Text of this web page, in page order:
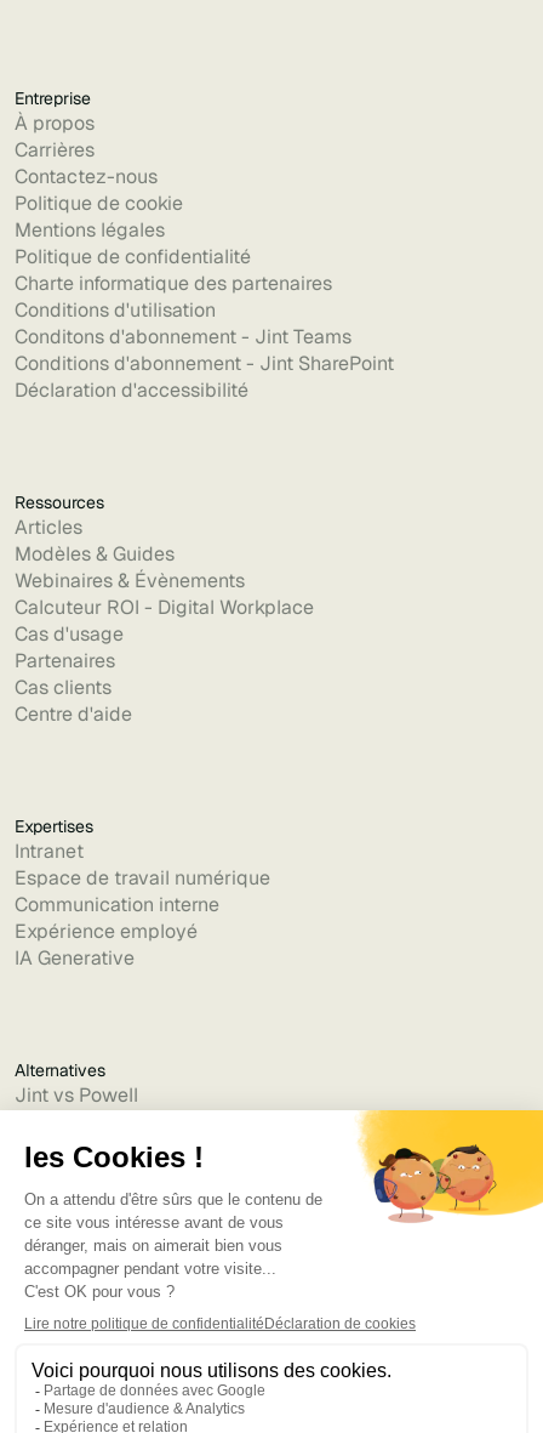
Entreprise
À propos
Carrières
Contactez-nous
Politique de cookie
Mentions légales
Politique de confidentialité
Charte informatique des partenaires
Conditions d'utilisation
Conditons d'abonnement - Jint Teams
Conditions d'abonnement - Jint SharePoint
Déclaration d'accessibilité
Ressources
Articles
Modèles & Guides
Webinaires & Évènements
Calcuteur ROI - Digital Workplace
Cas d'usage
Partenaires
Cas clients
Centre d'aide
Expertises
Intranet
Espace de travail numérique
Communication interne
Expérience employé
IA Generative
Alternatives
Jint vs Powell
Jint vs Jamespot
Jint vs Jalios
Jint vs Intranet.ai
Jint vs Akumina
Jint vs Interact
Jint vs Intranet Inside
Jint vs Staffbase
Jint vs Simpplr